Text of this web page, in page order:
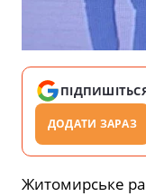
ДОДАТИ ЗАРАЗ
Житомирське